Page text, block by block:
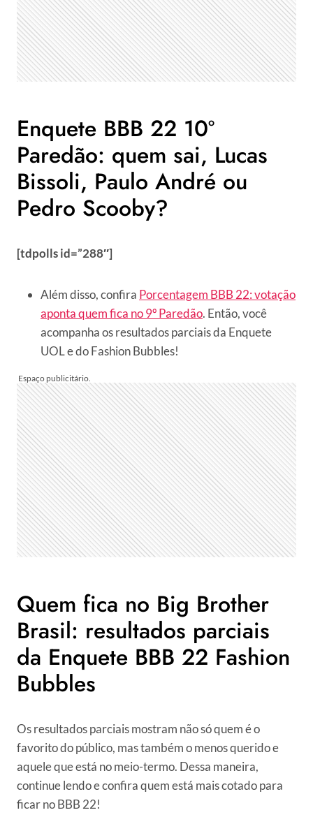
Enquete BBB 22 10º
Paredão: quem sai, Lucas
Bissoli, Paulo André ou
Pedro Scooby?
[tdpolls id=”288″]
Além disso, confira Porcentagem BBB 22: votação
aponta quem fica no 9º Paredão. Então, você
acompanha os resultados parciais da Enquete
UOL e do Fashion Bubbles!
Quem fica no Big Brother
Brasil: resultados parciais
da Enquete BBB 22 Fashion
Bubbles
Os resultados parciais mostram não só quem é o
favorito do público, mas também o menos querido e
aquele que está no meio-termo. Dessa maneira,
continue lendo e confira quem está mais cotado para
ficar no BBB 22!